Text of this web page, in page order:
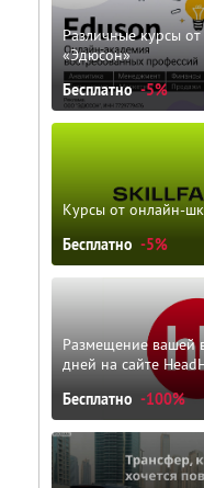
Различные курсы
«Эдюсон»
Бесплатно -5%
Курсы от онлайн-
Бесплатно -5%
Размещение вашей
дней на сайте
Бесплатно -100%